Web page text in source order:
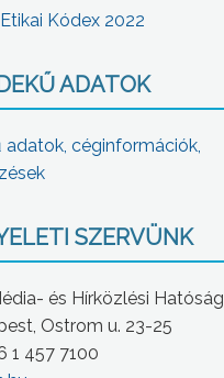
Kódex 2022
ADATOK
adatok, céginformációk,
SZERVÜNK
és Hírközlési Hatóság
Ostrom u. 23-25
1 457 7100